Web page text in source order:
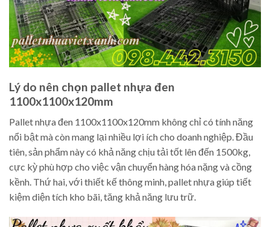
Lý do nên chọn pallet nhựa đen
1100x1100x120mm
Pallet nhựa đen 1100x1100x120mm không chỉ có tính năng
nổi bật mà còn mang lại nhiều lợi ích cho doanh nghiệp. Đầu
tiên, sản phẩm này có khả năng chịu tải tốt lên đến 1500kg,
cực kỳ phù hợp cho việc vận chuyển hàng hóa nặng và cồng
kềnh. Thứ hai, với thiết kế thông minh, pallet nhựa giúp tiết
kiệm diện tích kho bãi, tăng khả năng lưu trữ.